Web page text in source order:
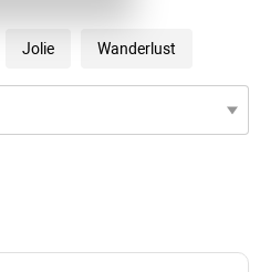
Jolie Wanderlust